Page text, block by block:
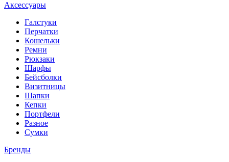
Аксессуары
Галстуки
Перчатки
Кошельки
Ремни
Рюкзаки
Шарфы
Бейсболки
Визитницы
Шапки
Кепки
Портфели
Разное
Сумки
Бренды